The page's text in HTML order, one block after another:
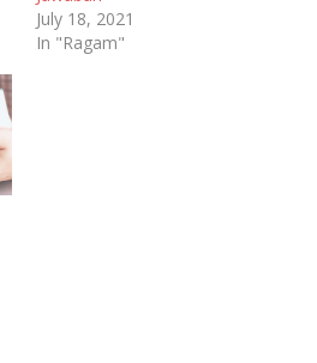
July 18, 2021
In "Ragam"